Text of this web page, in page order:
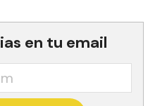
en tu email